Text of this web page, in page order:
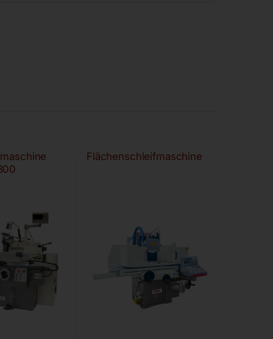
Flächenschleifmaschine